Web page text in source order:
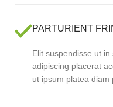
PARTURIENT
Elit suspendisse ut
adipiscing placerat
ut ipsum platea diam